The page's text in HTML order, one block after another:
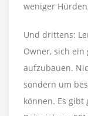
weniger
Und drittens:
Owner, sich ein
aufzubauen.
sondern um
können. Es gibt